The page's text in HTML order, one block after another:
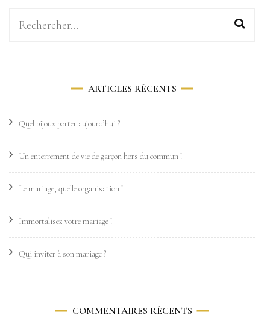
Rechercher :
ARTICLES RÉCENTS
Quel bijoux porter aujourd’hui ?
Un enterrement de vie de garçon hors du commun !
Le mariage, quelle organisation !
Immortalisez votre mariage !
Qui inviter à son mariage ?
COMMENTAIRES RÉCENTS